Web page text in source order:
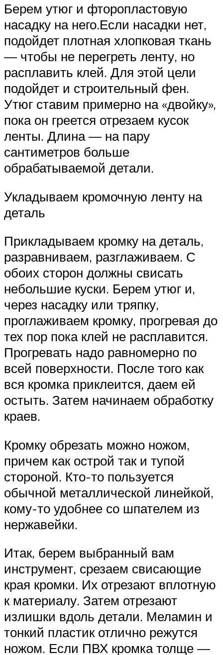
Берем утюг и фторопластовую
насадку на него.Если насадки нет,
подойдет плотная хлопковая ткань
— чтобы не перегреть ленту, но
расплавить клей. Для этой цели
подойдет и строительный фен.
Утюг ставим примерно на «двойку»,
пока он греется отрезаем кусок
ленты. Длина — на пару
сантиметров больше
обрабатываемой детали.
Укладываем кромочную ленту на
деталь
Прикладываем кромку на деталь,
разравниваем, разглаживаем. С
обоих сторон должны свисать
небольшие куски. Берем утюг и,
через насадку или тряпку,
проглаживаем кромку, прогревая до
тех пор пока клей не расплавится.
Прогревать надо равномерно по
всей поверхности. После того как
вся кромка приклеится, даем ей
остыть. Затем начинаем обработку
краев.
Кромку обрезать можно ножом,
причем как острой так и тупой
стороной. Кто-то пользуется
обычной металлической линейкой,
кому-то удобнее со шпателем из
нержавейки.
Итак, берем выбранный вам
инструмент, срезаем свисающие
края кромки. Их отрезают вплотную
к материалу. Затем отрезают
излишки вдоль детали. Меламин и
тонкий пластик отлично режутся
ножом. Если ПВХ кромка толще —